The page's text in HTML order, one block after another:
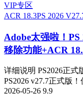
VIP专区
ACR 18.3PS 2026
Adobe太强啦！
移除功能+ACR
详细说明 PS2026正
PS2026 v27.7正式版！
2026-05-26 9.9